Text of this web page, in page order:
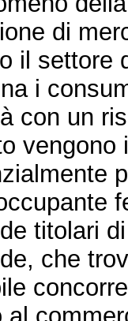
di
il settore
i
con un
vengono
titolari
che